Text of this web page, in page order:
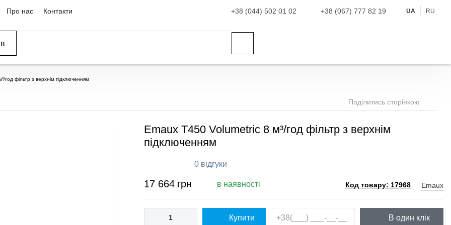
Про нас Контакти +38 (044) 502 01 02 +38 (067) 777 82 19 UA RU
год фільтр з верхнім підключенням
Поділитись сторінкою
Emaux T450 Volumetric 8 м³/год фільтр з верхнім
підключенням
0 відгуки
17 664 грн в наявності Код товару: 17968 Emaux
Купити В один клік